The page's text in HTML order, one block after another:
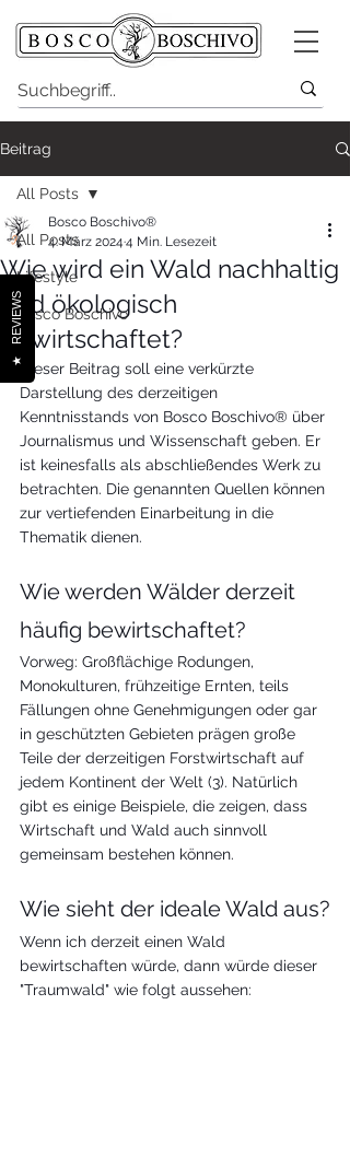
Beitrag
All Posts
Lifestyle
Bosco Boschivo
All Posts
Wie wird ein Wald nachhaltig
und ökologisch
bewirtschaftet?
Bosco Boschivo®
4. März 2024 4 Min. Lesezeit
Dieser Beitrag soll eine verkürzte
Darstellung des derzeitigen
Kenntnisstands von Bosco Boschivo® über
Journalismus und Wissenschaft geben. Er
ist keinesfalls als abschließendes Werk zu
betrachten. Die genannten Quellen können
zur vertiefenden Einarbeitung in die
Thematik dienen.
Wie werden Wälder derzeit
häufig bewirtschaftet?
Vorweg: Großflächige Rodungen,
Monokulturen, frühzeitige Ernten, teils
Fällungen ohne Genehmigungen oder gar
in geschützten Gebieten prägen große
Teile der derzeitigen Forstwirtschaft auf
jedem Kontinent der Welt (3). Natürlich
gibt es einige Beispiele, die zeigen, dass
Wirtschaft und Wald auch sinnvoll
gemeinsam bestehen können.
Wie sieht der ideale Wald aus?
Wenn ich derzeit einen Wald
bewirtschaften würde, dann würde dieser
"Traumwald" wie folgt aussehen:
★
REVIEWS